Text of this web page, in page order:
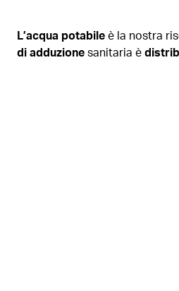
L’acqua potabileè la nostra
di adduzionesanitaria è